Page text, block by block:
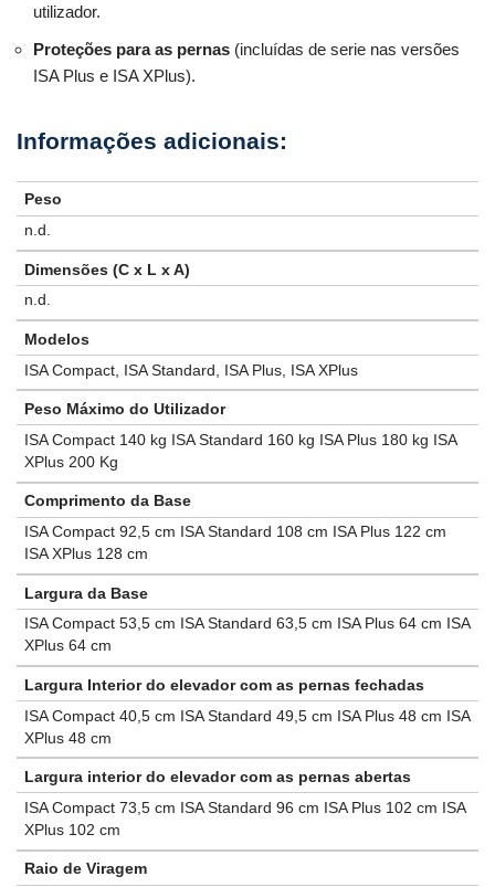
utilizador.
Proteções para as pernas (incluídas de serie nas versões
ISA Plus e ISA XPlus).
Peso
n.d.
Dimensões (C x L x A)
n.d.
Modelos
ISA Compact, ISA Standard, ISA Plus, ISA XPlus
Peso Máximo do Utilizador
ISA Compact 140 kg ISA Standard 160 kg ISA Plus 180 kg ISA
XPlus 200 Kg
Comprimento da Base
ISA Compact 92,5 cm ISA Standard 108 cm ISA Plus 122 cm
ISA XPlus 128 cm
Largura da Base
ISA Compact 53,5 cm ISA Standard 63,5 cm ISA Plus 64 cm ISA
XPlus 64 cm
Largura Interior do elevador com as pernas fechadas
ISA Compact 40,5 cm ISA Standard 49,5 cm ISA Plus 48 cm ISA
XPlus 48 cm
Largura interior do elevador com as pernas abertas
ISA Compact 73,5 cm ISA Standard 96 cm ISA Plus 102 cm ISA
XPlus 102 cm
Raio de Viragem